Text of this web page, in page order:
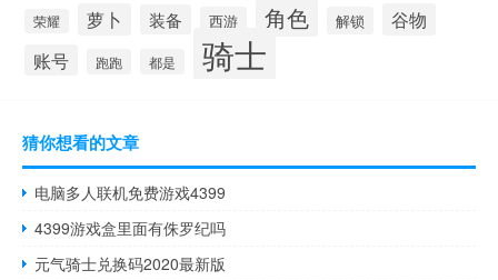
荣耀 萝卜 装备 西游 角色 解锁 谷物
账号 跑跑 都是 骑士
猜你想看的文章
电脑多人联机免费游戏4399
4399游戏盒里面有侏罗纪吗
元气骑士兑换码2020最新版